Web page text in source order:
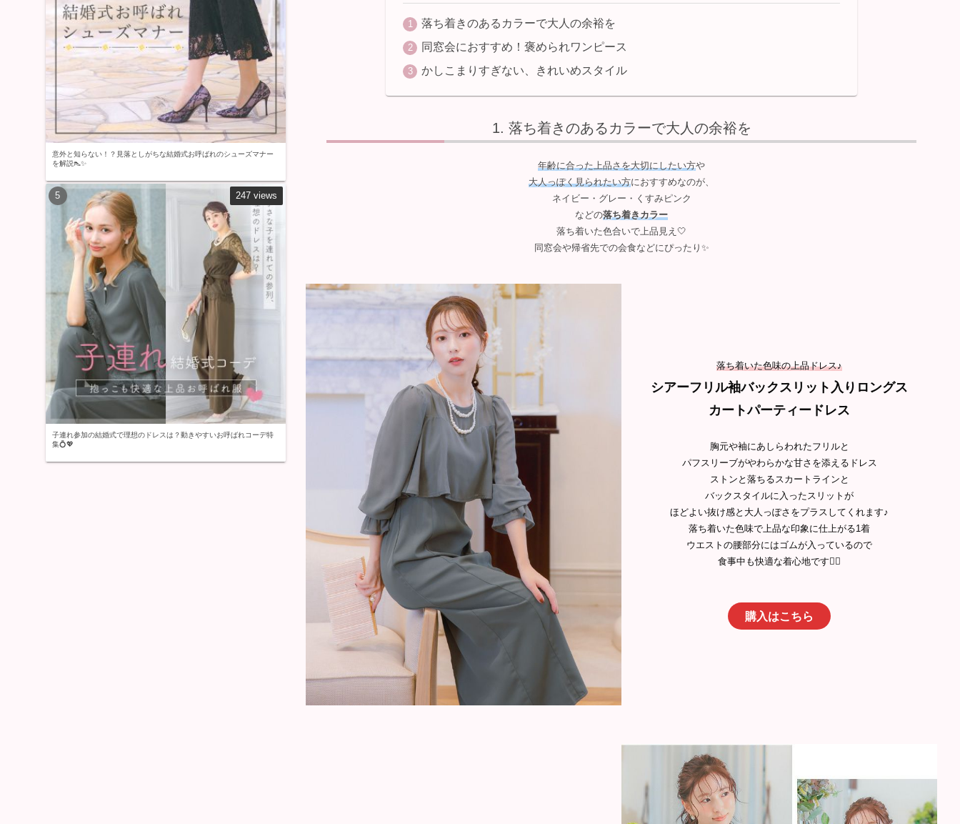
落ち着きのあるカラーで大人の余裕を
同窓会におすすめ！褒められワンピース
かしこまりすぎない、きれいめスタイル
落ち着きのあるカラーで大人の余裕を
年齢に合った上品さを大切にしたい方や
大人っぽく見られたい方におすすめなのが、
ネイビー・グレー・くすみピンク
などの落ち着きカラー
落ち着いた色合いで上品見え🤍
同窓会や帰省先での会食などにぴったり✨
落ち着いた色味の上品ドレス♪
シアーフリル袖バックスリット入りロングス
カートパーティードレス
胸元や袖にあしらわれたフリルと
パフスリーブがやわらかな甘さを添えるドレス
ストンと落ちるスカートラインと
バックスタイルに入ったスリットが
ほどよい抜け感と大人っぽさをプラスしてくれます♪
落ち着いた色味で上品な印象に仕上がる1着
ウエストの腰部分にはゴムが入っているので
食事中も快適な着心地です🙆‍♀️
購入はこちら
意外と知らない！？見落としがちな結婚式お呼ばれのシューズマナー
を解説👠✨
子連れ参加の結婚式で理想のドレスは？動きやすいお呼ばれコーデ特
集💍💖
247 views